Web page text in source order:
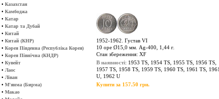
• Казахстан
• Камбоджа
• Катар
• Катар та Дубай
• Китай
• Китай (КНР)
• Корея Південна (Республіка Корея)
• Корея Північна (КНДР)
• Кувейт
• Лаос
• Ліван
• М'янма (Бирма)
• Макао
1952-1962. Густав VI
10 оре Ø15,0 мм. Ag-400, 1,44 г.
Стан збереження: XF
В наявності: 1953 TS, 1954 TS, 1955 TS, 1956 TS,
1957 TS, 1958 TS, 1959 TS, 1960 TS, 1961 TS,
U, 1962 U
Купити за 157.50 грн.